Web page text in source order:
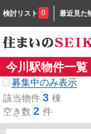
検討リスト 0 最近見た
今川駅物件一覧
募集中のみ表示
該当物件 3 棟
空き数 2 件